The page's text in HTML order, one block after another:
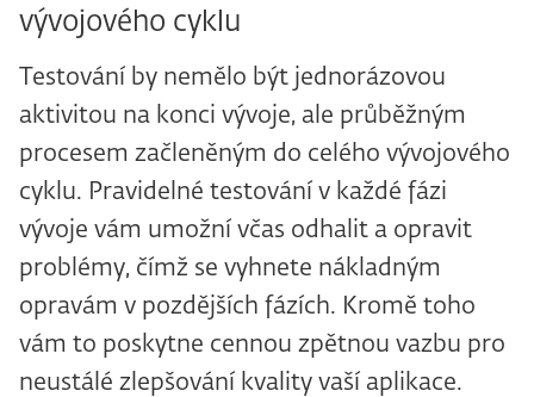
vývojového cyklu
Testování by nemělo být jednorázovou
aktivitou na konci vývoje, ale průběžným
procesem začleněným do celého vývojového
cyklu. Pravidelné testování v každé fázi
vývoje vám umožní včas odhalit a opravit
problémy, čímž se vyhnete nákladným
opravám v pozdějších fázích. Kromě toho
vám to poskytne cennou zpětnou vazbu pro
neustálé zlepšování kvality vaší aplikace.